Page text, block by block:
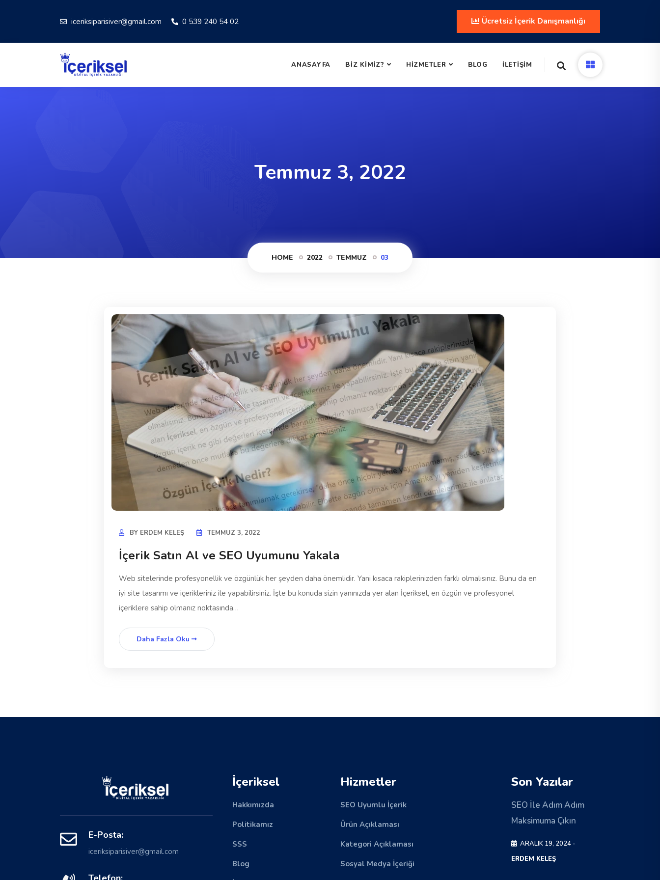
iceriksiparisiver@gmail.com 0 539 240 54 02 Ücretsiz İçerik Danışmanlığı
ANASAYFA BİZ KİMİZ? HİZMETLER BLOG İLETIŞIM
Temmuz 3, 2022
HOME 2022 TEMMUZ 03
BY ERDEM KELEŞ TEMMUZ 3, 2022
İçerik Satın Al ve SEO Uyumunu Yakala
Web sitelerinde profesyonellik ve özgünlük her şeyden daha önemlidir. Yani kısaca rakiplerinizden farklı olmalısınız. Bunu da en
iyi site tasarımı ve içerikleriniz ile yapabilirsiniz. İşte bu konuda sizin yanınızda yer alan İçeriksel, en özgün ve profesyonel
içeriklere sahip olmanız noktasında…
Daha Fazla Oku
E-Posta:
iceriksiparisiver@gmail.com
İçeriksel
Hakkımızda
Politikamız
SSS
Blog
Hizmetler
SEO Uyumlu İçerik
Ürün Açıklaması
Kategori Açıklaması
Sosyal Medya İçeriği
Son Yazılar
SEO İle Adım Adım
Maksimuma Çıkın
ARALIK 19, 2024 -
ERDEM KELEŞ